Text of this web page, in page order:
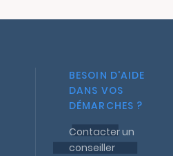
BESOIN D'AIDE
DANS VOS
DÉMARCHES ?
Contacter un
conseiller